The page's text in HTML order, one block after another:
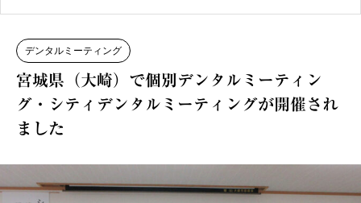
デンタルミーティング
宮城県（大崎）で個別デンタルミーティン
グ・シティデンタルミーティングが開催され
ました